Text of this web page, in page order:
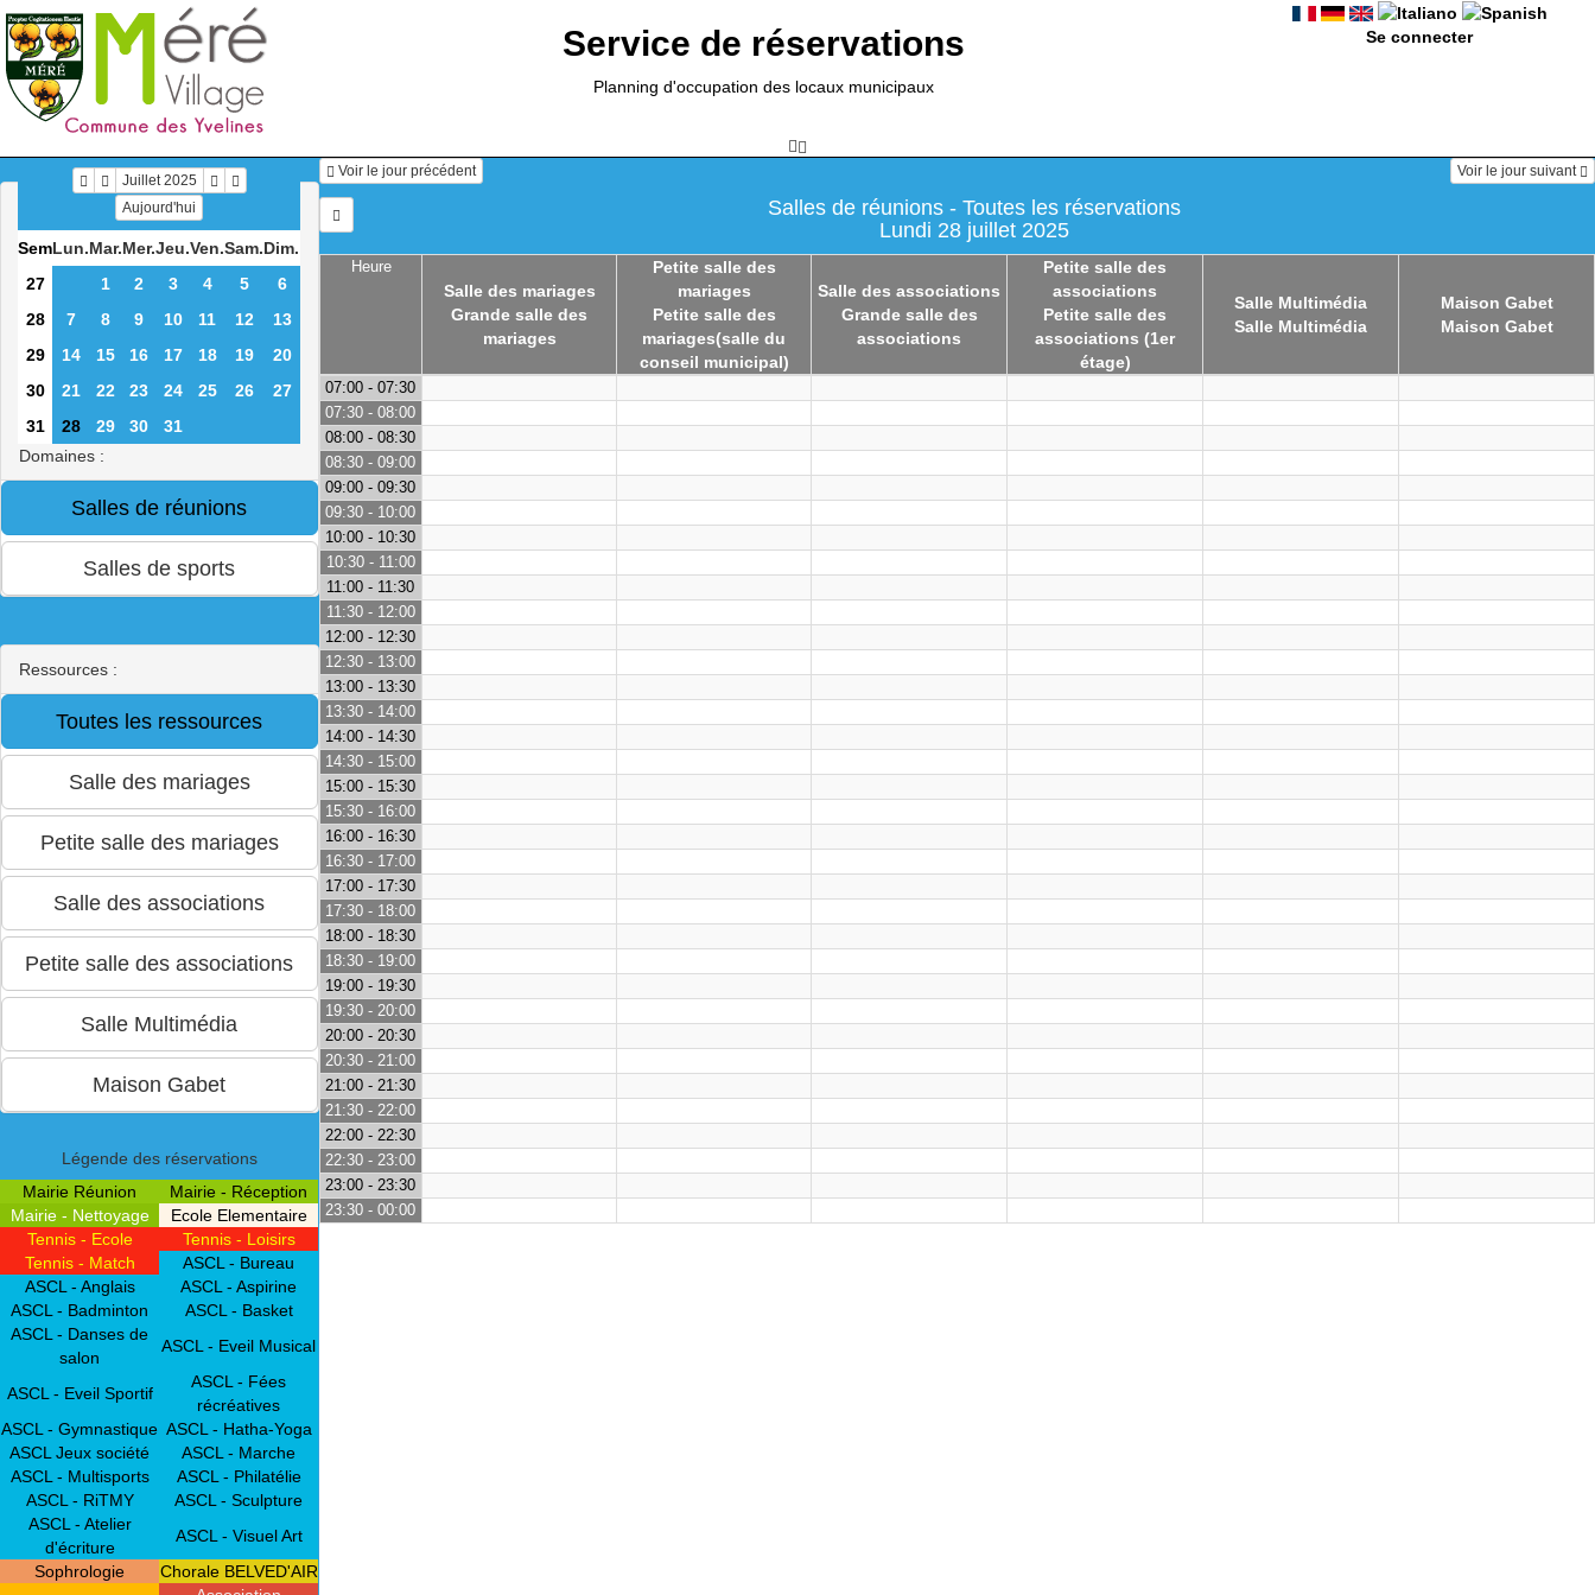
Service de réservations
Planning d'occupation des locaux municipaux
Se connecter
Juillet 2025
Aujourd'hui
SemLun.Mar.Mer.Jeu.Ven.Sam.Dim.
27
1 2 3 4 5
6
28
7 8 9 10 11 12
13
29
14 15 16 17 18 19
20
30
21 22 23 24 25 26
27
31
28 29 30
31
Domaines :
Ressources :
Légende des réservations
Mairie Réunion
Mairie - Réception
Mairie - Nettoyage
Ecole Elementaire
Tennis - Ecole
Tennis - Loisirs
Tennis - Match
ASCL - Bureau
ASCL - Anglais
ASCL - Aspirine
ASCL - Badminton
ASCL - Basket
ASCL - Danses de
salon
ASCL - Eveil Musical
ASCL - Eveil Sportif
ASCL - Fées
récréatives
ASCL - Gymnastique ASCL - Hatha-Yoga
ASCL Jeux société
ASCL - Marche
ASCL - Multisports
ASCL - Philatélie
ASCL - RiTMY
ASCL - Sculpture
ASCL - Atelier
d'écriture
ASCL - Visuel Art
Sophrologie
Chorale BELVED'AIR
Heure
Salle des mariages
Grande salle des
mariages
Petite salle des
mariages
Petite salle des
mariages(salle du
conseil municipal)
Salle des associations
Grande salle des
associations
Petite salle des
associations
Petite salle des
associations (1er
étage)
Salle Multimédia
Salle Multimédia
Maison Gabet
Maison Gabet
Voir le jour précédent Voir le jour suivant
Salles de réunions - Toutes les réservations
Lundi 28 juillet 2025
07:00 - 07:30
07:30 - 08:00
08:00 - 08:30
08:30 - 09:00
09:00 - 09:30
09:30 - 10:00
10:00 - 10:30
10:30 - 11:00
11:00 - 11:30
11:30 - 12:00
12:00 - 12:30
12:30 - 13:00
13:00 - 13:30
13:30 - 14:00
14:00 - 14:30
14:30 - 15:00
15:00 - 15:30
15:30 - 16:00
16:00 - 16:30
16:30 - 17:00
17:00 - 17:30
17:30 - 18:00
18:00 - 18:30
18:30 - 19:00
19:00 - 19:30
19:30 - 20:00
20:00 - 20:30
20:30 - 21:00
21:00 - 21:30
21:30 - 22:00
22:00 - 22:30
22:30 - 23:00
23:00 - 23:30
23:30 - 00:00